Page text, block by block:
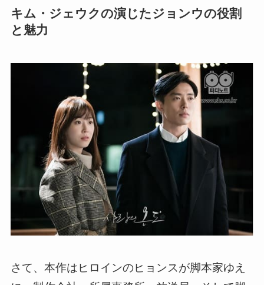
キム・ジェウクの演じたジョンウの役割
と魅力
さて、本作はヒロインのヒョンスが脚本家ゆえ